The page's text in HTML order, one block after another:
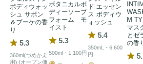
＜セラミド NP、セラミド AP、ヒアルロ
3. こだわりの8種の ハーブエキス※
肌荒れをしっかり防ぐ相乗効果で健やか
※カンゾウ、カミツレ、ツボクサ、ロ
ボディウォッ
シュ サボン
＆ブーケの香
り
5.3
360ml(つめかえ
用) (オープン価
ボタニカルボ
ディーソープ
フォーム モ
イスト
5.3
500ml・1,100円
ド エッセン
ス ボディウ
ォッシュ
5.4
350mL・6,600
円
M
マス
とゼ
の香